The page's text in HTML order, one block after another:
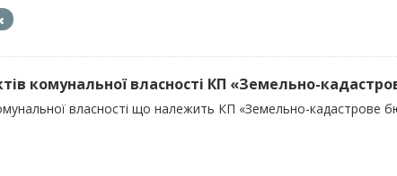
комунальної власності КП «Земельно-
власності що належить КП «Земельно-кадастрове